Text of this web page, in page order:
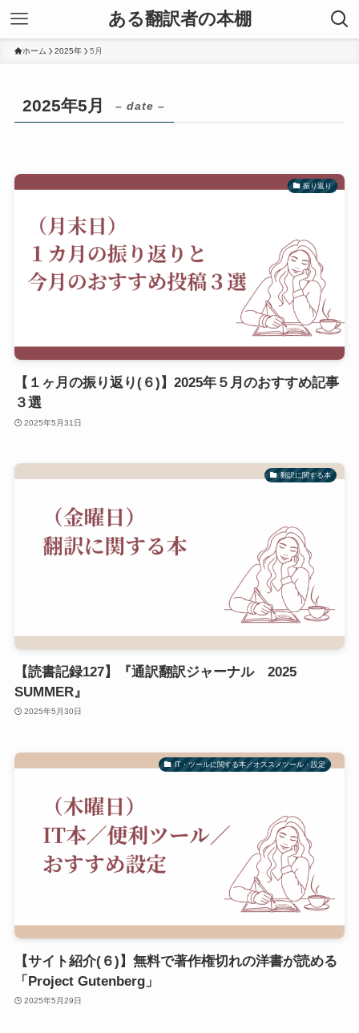
ある翻訳者の本棚
ホーム 2025年 5月
2025年5月 – date –
振り返り
【１ヶ月の振り返り(６)】2025年５月のおすすめ記事
３選
2025年5月31日
翻訳に関する本
【読書記録127】『通訳翻訳ジャーナル 2025
SUMMER』
2025年5月30日
IT・ツールに関する本／オススメツール・設定
【サイト紹介(６)】無料で著作権切れの洋書が読める
「Project Gutenberg」
2025年5月29日